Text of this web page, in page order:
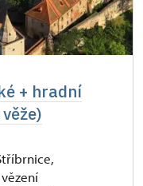
+ hradní